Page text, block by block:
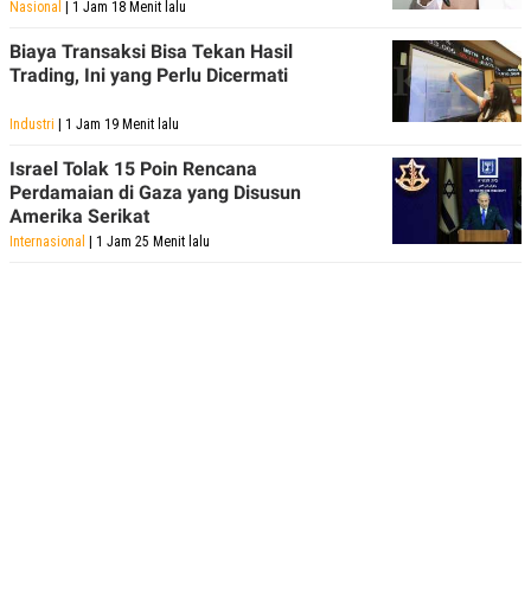
Nasional | 1 Jam 18 Menit lalu
Biaya Transaksi Bisa Tekan Hasil
Trading, Ini yang Perlu Dicermati
Industri | 1 Jam 19 Menit lalu
Israel Tolak 15 Poin Rencana
Perdamaian di Gaza yang Disusun
Amerika Serikat
Internasional | 1 Jam 25 Menit lalu